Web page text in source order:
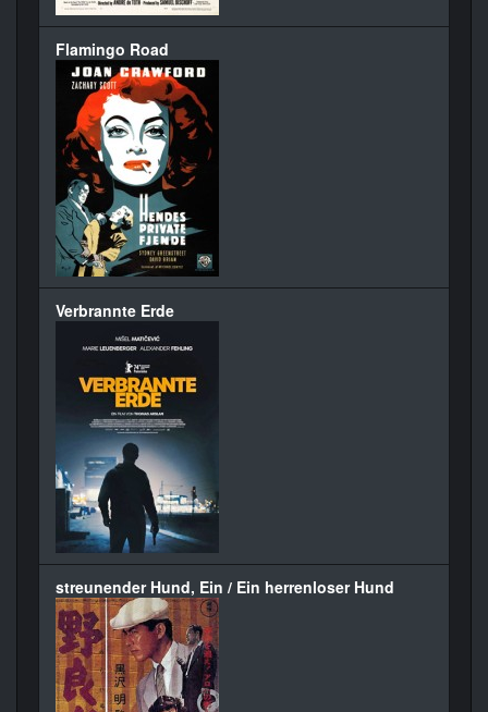
Flamingo Road
Verbrannte Erde
streunender Hund, Ein / Ein herrenloser Hund